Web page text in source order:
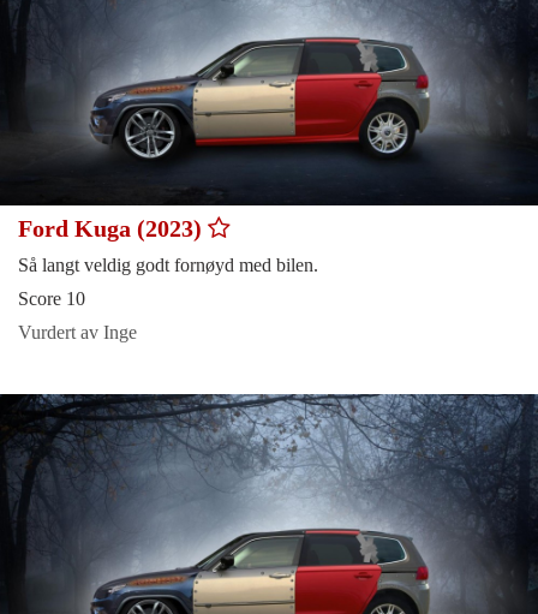
Ford Kuga (2023)
Så langt veldig godt fornøyd med bilen.
Score 10
Vurdert av Inge